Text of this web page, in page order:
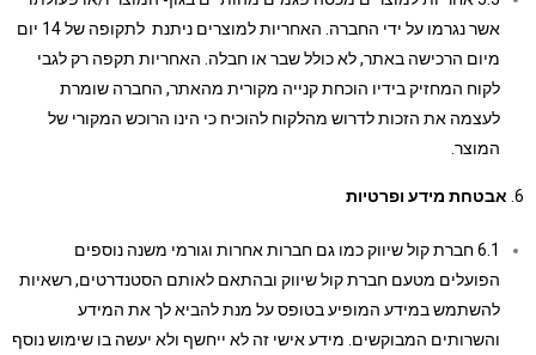
אשר נגרמו על ידי החברה. האחריות למוצרים ניתנת לתקופה של 14 יום
מיום הרכישה באתר, לא כולל שבר או חבלה. האחריות תקפה רק לגבי
לקוח המחזיק בידיו הוכחת קנייה מקורית מהאתר, החברה שומרת
לעצמה את הזכות לדרוש מהלקוח להוכיח כי הינו הרוכש המקורי של
המוצר.
מידע ופרטיות
6.1 חברת קול שיווק כמו גם חברות אחרות וגורמי משנה נוספים
הפועלים מטעם חברת קול שיווק ובהתאם לאותם הסטנדרטים, רשאיות
להשתמש במידע המופיע בטופס על מנת להביא לך את המידע
והשרותים המבוקשים. מידע אישי זה לא ייחשף ולא יעשה בו שימוש נוסף